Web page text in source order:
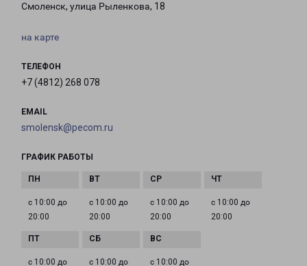
Смоленск, улица Рыленкова, 18
на карте
ТЕЛЕФОН
+7 (4812) 268 078
EMAIL
smolensk@pecom.ru
ГРАФИК РАБОТЫ
с 10:00 до
20:00
с 10:00 до
20:00
с 10:00 до
20:00
с 10:00 до
20:00
с 10:00 до с 10:00 до с 10:00 до